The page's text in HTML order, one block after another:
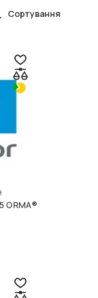
Сортування
ORMA®